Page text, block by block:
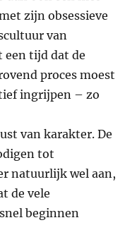
zijn obsessieve
van
een tijd dat de
proces moest
ingrijpen – zo
van karakter. De
tot
natuurlijk wel aan,
de vele
beginnen